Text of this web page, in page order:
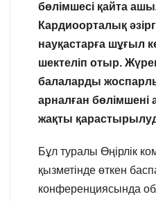
бөлімшесі қайта
Кардиоорталық
науқастарға шұғыл
шектеліп отыр.
балаларды
арналған бөлімшені
жақты
Бұл туралы Өңірлік
қызметінде өткен
конференциясында